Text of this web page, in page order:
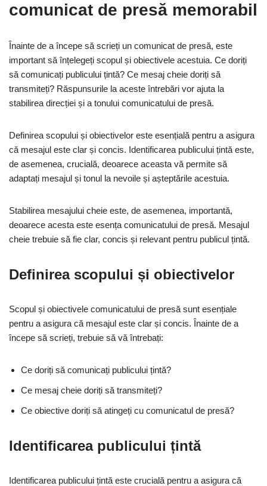
comunicat de presă memorabil
Înainte de a începe să scrieți un comunicat de presă, este
important să înțelegeți scopul și obiectivele acestuia. Ce doriți
să comunicați publicului țintă? Ce mesaj cheie doriți să
transmiteți? Răspunsurile la aceste întrebări vor ajuta la
stabilirea direcției și a tonului comunicatului de presă.
Definirea scopului și obiectivelor este esențială pentru a asigura
că mesajul este clar și concis. Identificarea publicului țintă este,
de asemenea, crucială, deoarece aceasta vă permite să
adaptați mesajul și tonul la nevoile și așteptările acestuia.
Stabilirea mesajului cheie este, de asemenea, importantă,
deoarece acesta este esența comunicatului de presă. Mesajul
cheie trebuie să fie clar, concis și relevant pentru publicul țintă.
Definirea scopului și obiectivelor
Scopul și obiectivele comunicatului de presă sunt esențiale
pentru a asigura că mesajul este clar și concis. Înainte de a
începe să scrieți, trebuie să vă întrebați:
Ce doriți să comunicați publicului țintă?
Ce mesaj cheie doriți să transmiteți?
Ce obiective doriți să atingeți cu comunicatul de presă?
Identificarea publicului țintă
Identificarea publicului țintă este crucială pentru a asigura că